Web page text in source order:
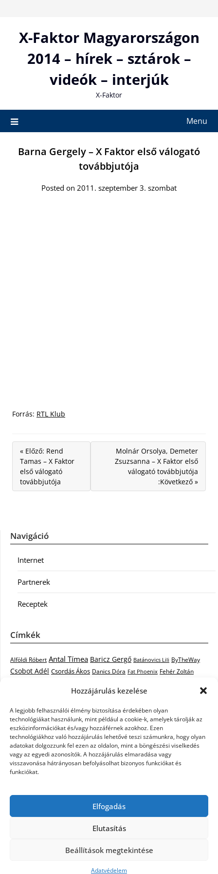
Hozzájárulás kezelése
A legjobb felhasználói élmény biztosítása érdekében olyan
technológiákat használunk, mint például a cookie-k, amelyek tárolják az
eszközinformációkat és/vagy hozzáférnek azokhoz. Ezen
technológiákhoz való hozzájárulás lehetővé teszi számunkra, hogy olyan
adatokat dolgozzunk fel ezen az oldalon, mint a böngészési viselkedés
vagy az egyedi azonosítók. A hozzájárulás elmaradása vagy
visszavonása hátrányosan befolyásolhat bizonyos funkciókat és
funkciókat.
Elfogadás
Elutasítás
Beállítások megtekintése
Adatvédelem
contentX-Faktor Magyarországon
2014 – hírek – sztárok –
videók – interjúk
X-Faktor
Menu
Barna Gergely – X Faktor első válogató
továbbjutója
Posted on 2011. szeptember 3. szombat
Forrás: RTL Klub
« Előző: Rend
Tamas – X Faktor
első válogató
továbbjutója
Molnár Orsolya, Demeter
Zsuzsanna – X Faktor első
válogató továbbjutója
:Következő »
Navigáció
Internet
Partnerek
Receptek
Címkék
Alföldi Róbert Antal Tímea Baricz Gergő Batánovics Lili ByTheWay
Csobot Adél Csordás Ákos Danics Dóra Fat Phoenix Fehér Zoltán
Kovács László Stone
Krasznai Tünde Like LiL C. Malek Miklós mentor Muri Enikő
Nagy Feró Oláh Gergő Péterffy Lili Rocktenors RTL Klub
Cowell Szabó Dávid Szabó Ádám Szikora Róbert Takács Nikolas
Tarány Tamás Tóth Gabi Vastag Csaba Vastag Tamás
Kati X-factor X-FaktorX-Faktor videók
X-Faktor válogatásx faktor döntő Zámbó
©2026 X-Faktor Magyarországon 2014 – hírek –
WordPress Theme